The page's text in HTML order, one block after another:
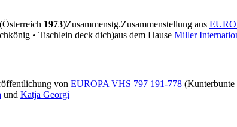
1973)Zusammenstg.Zusammenstellung aus
• Tischlein deck dich)aus dem Hause Miller
von EUROPA VHS 797 191-778
und Katja Georgi